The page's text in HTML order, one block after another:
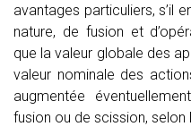
avantages particuliers, s’il
nature, de fusion et
que la valeur globale des
valeur nominale des
augmentée
fusion ou de scission, selon